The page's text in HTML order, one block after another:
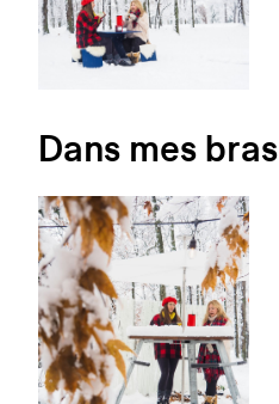
Dans mes bras